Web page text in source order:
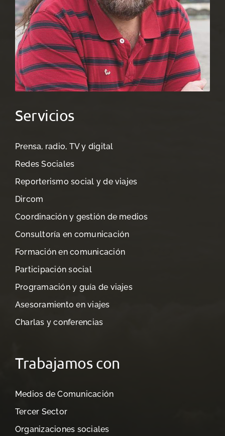
Servicios
Prensa, radio, TV y digital
Redes Sociales
Reporterismo social y de viajes
Dircom
Coordinación y gestión de medios
Consultoría en comunicación
Formación en comunicación
Participación social
Programación y guía de viajes
Asesoramiento en viajes
Charlas y conferencias
Trabajamos con
Medios de Comunicación
Tercer Sector
Organizaciones sociales